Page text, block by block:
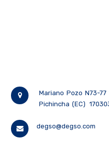
Mariano Pozo N73-77
Pichincha (EC)
degso@degso.com